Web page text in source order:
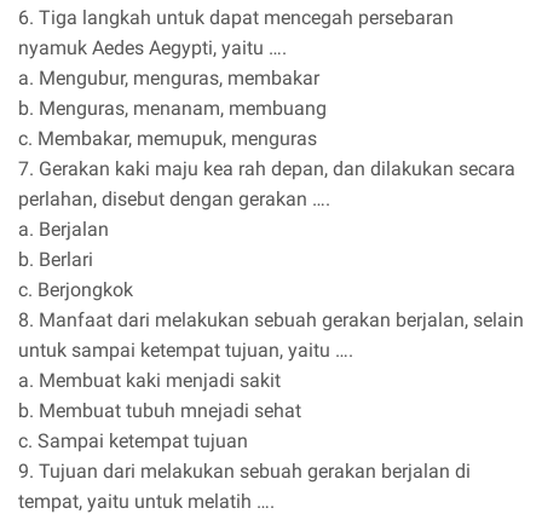
6. Tiga langkah untuk dapat mencegah persebaran
nyamuk Aedes Aegypti, yaitu ….
a. Mengubur, menguras, membakar
b. Menguras, menanam, membuang
c. Membakar, memupuk, menguras
7. Gerakan kaki maju kea rah depan, dan dilakukan secara
perlahan, disebut dengan gerakan ….
a. Berjalan
b. Berlari
c. Berjongkok
8. Manfaat dari melakukan sebuah gerakan berjalan, selain
untuk sampai ketempat tujuan, yaitu ….
a. Membuat kaki menjadi sakit
b. Membuat tubuh mnejadi sehat
c. Sampai ketempat tujuan
9. Tujuan dari melakukan sebuah gerakan berjalan di
tempat, yaitu untuk melatih ….